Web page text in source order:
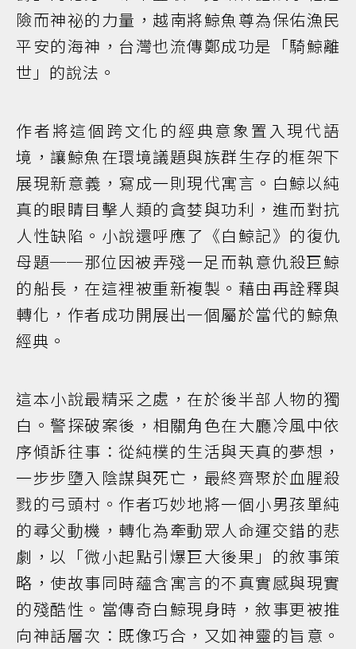
險而神祕的力量，越南將鯨魚尊為保佑漁民
平安的海神，台灣也流傳鄭成功是「騎鯨離
世」的說法。
作者將這個跨文化的經典意象置入現代語
境，讓鯨魚在環境議題與族群生存的框架下
展現新意義，寫成一則現代寓言。白鯨以純
真的眼睛目擊人類的貪婪與功利，進而對抗
人性缺陷。小說還呼應了《白鯨記》的復仇
母題──那位因被弄殘一足而執意仇殺巨鯨
的船長，在這裡被重新複製。藉由再詮釋與
轉化，作者成功開展出一個屬於當代的鯨魚
經典。
這本小說最精采之處，在於後半部人物的獨
白。警探破案後，相關角色在大廳冷風中依
序傾訴往事：從純樸的生活與天真的夢想，
一步步墮入陰謀與死亡，最終齊聚於血腥殺
戮的弓頭村。作者巧妙地將一個小男孩單純
的尋父動機，轉化為牽動眾人命運交錯的悲
劇，以「微小起點引爆巨大後果」的敘事策
略，使故事同時蘊含寓言的不真實感與現實
的殘酷性。當傳奇白鯨現身時，敘事更被推
向神話層次：既像巧合，又如神靈的旨意。